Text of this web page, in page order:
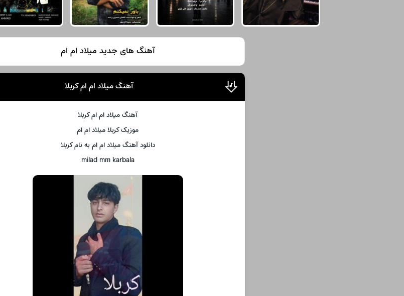
آهنگ های جدید میلاد ام ام
آهنگ میلاد ام ام کربلا
آهنگ میلاد ام ام کربلا
موزیک کربلا میلاد ام ام
دانلود آهنگ میلاد ام ام به نام کربلا
milad mm karbala